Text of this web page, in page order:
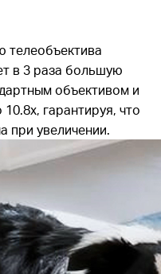
телеобъектива
в 3 раза большую
объективом и
гарантируя, что
при увеличении.